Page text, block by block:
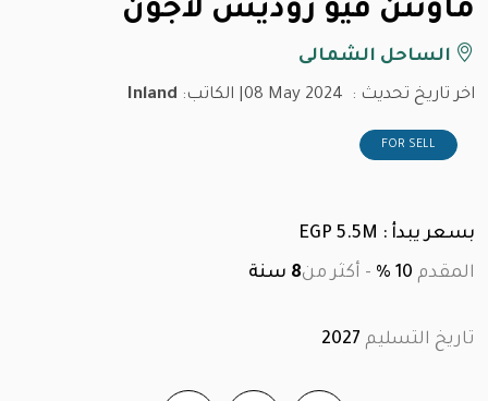
ماونتن فيو روديس لاجون
الساحل الشمالى
اخر تاريخ تحديث : 08 May 2024 | الكاتب: Inland
FOR SELL
بسعر يبدأ : EGP 5.5M
المقدم 10 %
- أكثر من8 سنة
تاريخ التسليم 2027